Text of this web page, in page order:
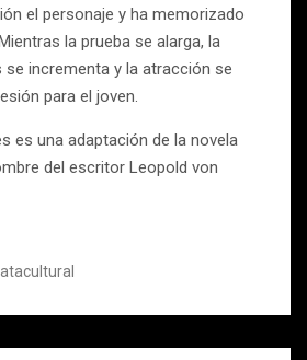
el personaje y ha memorizado
la prueba se alarga, la
se incrementa y la atracción se
para el joven.
es una adaptación de la novela
del escritor Leopold von